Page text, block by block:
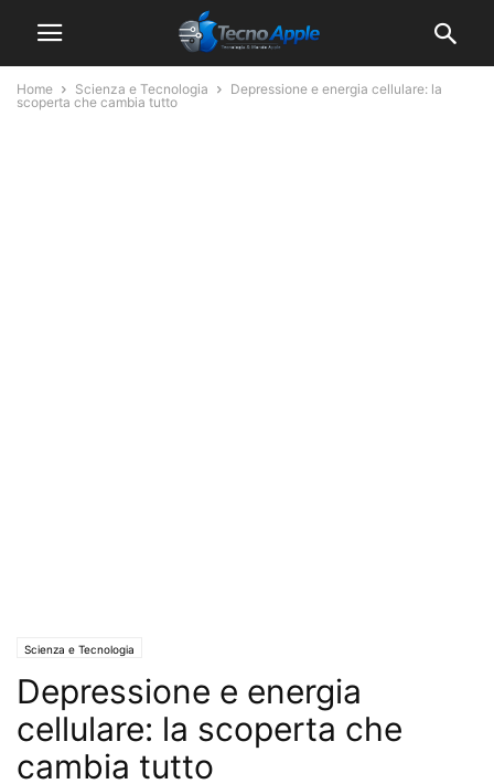
Home Scienza e Tecnologia
Depressione e energia cellulare: la
scoperta che cambia tutto
Scienza e Tecnologia
Depressione e energia
cellulare: la scoperta che
cambia tutto